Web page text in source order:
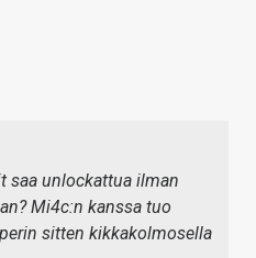
saa unlockattua ilman
Mi4c:n kanssa tuo
sitten kikkakolmosella